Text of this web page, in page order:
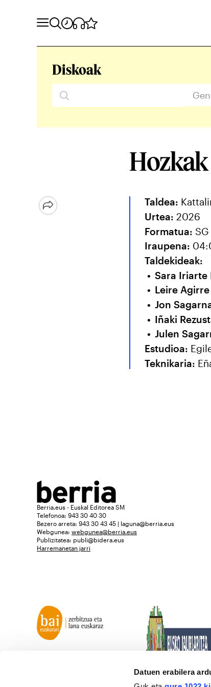
Datuen erabilera
Diskoak
Hozkak
Taldea:
Urtea: 2026
Formatua: SG
Iraupena:
Taldekideak:
Sara Iriarte
Leire
Jon
Iñaki
Julen
Estudioa:
Teknikaria:
Berria.eus - Euskal Editorea SM
Telefonoa: 943 30 40 30
Bezero arreta: 943 30 43 45 | laguna@berria.eus
Webgunea: webgunea@berria.eus
Publizitatea: publi@bidera.eus
Harremanetan jarri